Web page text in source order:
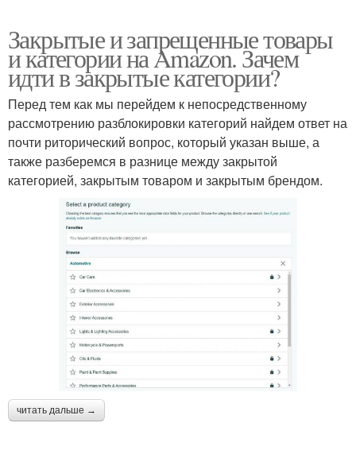
Закрытые и запрещенные товары
и категории на Amazon. Зачем
идти в закрытые категории?
Перед тем как мы перейдем к непосредственному
рассмотрению разблокировки категорий найдем ответ на
почти риторический вопрос, который указан выше, а
также разберемся в разнице между закрытой
категорией, закрытым товаром и закрытым брендом.
читать дальше →